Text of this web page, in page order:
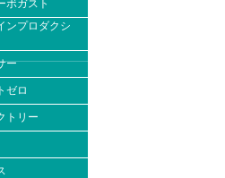
ボガスト
ンプロダクシ
ー
ゼロ
トリー